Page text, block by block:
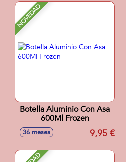
NOVEDAD
Botella Aluminio Con Asa
600Ml Frozen
36 meses 9,95 €